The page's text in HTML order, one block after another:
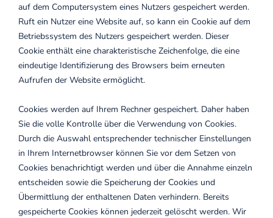
auf dem Computersystem eines Nutzers gespeichert werden.
Ruft ein Nutzer eine Website auf, so kann ein Cookie auf dem
Betriebssystem des Nutzers gespeichert werden. Dieser
Cookie enthält eine charakteristische Zeichenfolge, die eine
eindeutige Identifizierung des Browsers beim erneuten
Aufrufen der Website ermöglicht.
Cookies werden auf Ihrem Rechner gespeichert. Daher haben
Sie die volle Kontrolle über die Verwendung von Cookies.
Durch die Auswahl entsprechender technischer Einstellungen
in Ihrem Internetbrowser können Sie vor dem Setzen von
Cookies benachrichtigt werden und über die Annahme einzeln
entscheiden sowie die Speicherung der Cookies und
Übermittlung der enthaltenen Daten verhindern. Bereits
gespeicherte Cookies können jederzeit gelöscht werden. Wir